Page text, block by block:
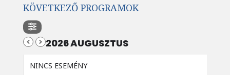
KÖVETKEZŐ PROGRAMOK
2026 AUGUSZTUS
NINCS ESEMÉNY